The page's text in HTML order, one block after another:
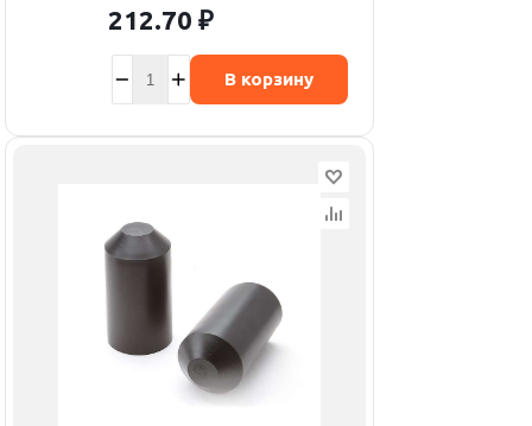
212.70 ₽
В корзину